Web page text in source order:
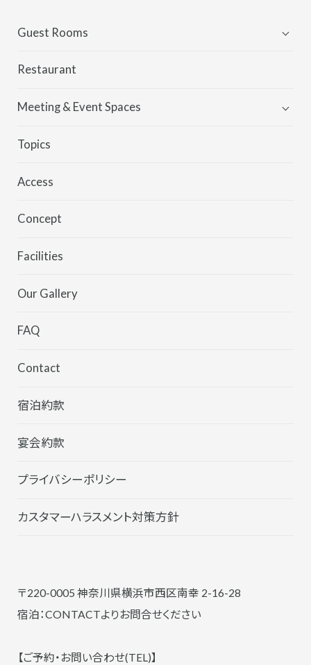
Guest Rooms
Guest Rooms
THE KNOT ROOM
Restaurant
Meeting & Event Spaces
Meeting & Event Spaces
Wedding
Partyplan
Topics
Access
Concept
Facilities
Our Gallery
FAQ
Contact
宿泊約款
宴会約款
プライバシーポリシー
カスタマーハラスメント対策方針
〒220-0005 神奈川県横浜市西区南幸 2-16-28
宿泊：CONTACTよりお問合せください
【ご予約・お問い合わせ(TEL)】